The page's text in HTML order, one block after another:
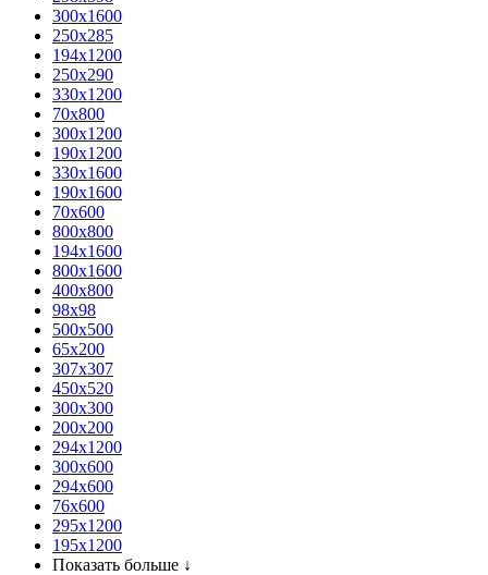
300x1600
250x285
194x1200
250x290
330x1200
70x800
300x1200
190x1200
330x1600
190x1600
70x600
800x800
194x1600
800x1600
400х800
98x98
500x500
65x200
307x307
450x520
300x300
200x200
294x1200
300x600
294x600
76х600
295х1200
195х1200
Показать больше ↓